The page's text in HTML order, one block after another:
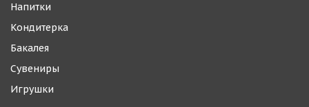
Напитки
Кондитерка
Бакалея
Сувениры
Игрушки